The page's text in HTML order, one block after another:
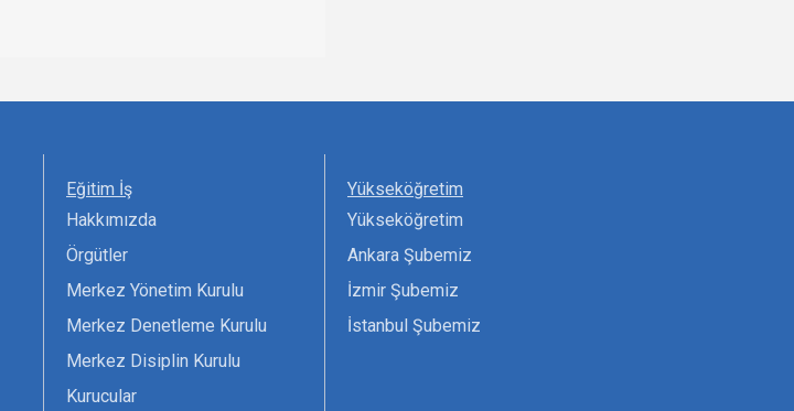
Eğitim İş
Hakkımızda
Örgütler
Merkez Yönetim Kurulu
Merkez Denetleme Kurulu
Merkez Disiplin Kurulu
Kurucular
Yükseköğretim
Yükseköğretim
Ankara Şubemiz
İzmir Şubemiz
İstanbul Şubemiz